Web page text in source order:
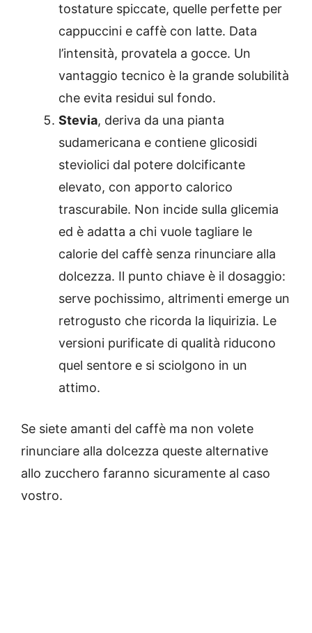
tostature spiccate, quelle perfette per
cappuccini e caffè con latte. Data
l’intensità, provatela a gocce. Un
vantaggio tecnico è la grande solubilità
che evita residui sul fondo.
Stevia, deriva da una pianta
sudamericana e contiene glicosidi
steviolici dal potere dolcificante
elevato, con apporto calorico
trascurabile. Non incide sulla glicemia
ed è adatta a chi vuole tagliare le
calorie del caffè senza rinunciare alla
dolcezza. Il punto chiave è il dosaggio:
serve pochissimo, altrimenti emerge un
retrogusto che ricorda la liquirizia. Le
versioni purificate di qualità riducono
quel sentore e si sciolgono in un
attimo.
Se siete amanti del caffè ma non volete
rinunciare alla dolcezza queste alternative
allo zucchero faranno sicuramente al caso
vostro.